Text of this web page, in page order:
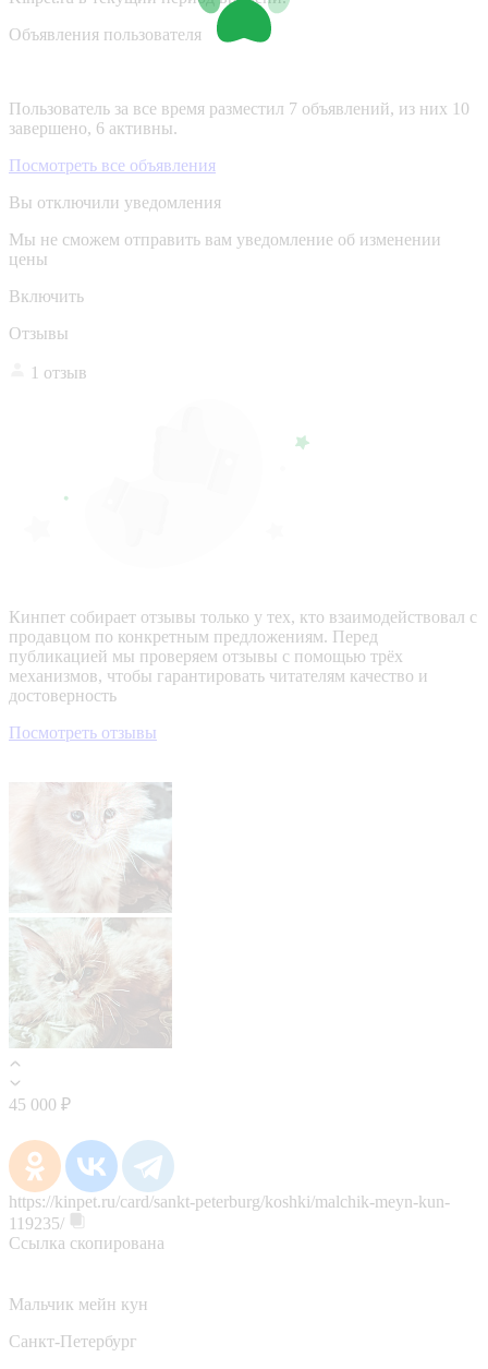
Объявления пользователя
Пользователь за все время разместил 7 объявлений, из них 10
завершено, 6 активны.
Посмотреть все объявления
Вы отключили уведомления
Мы не сможем отправить вам уведомление об изменении
цены
Включить
Отзывы
1 отзыв
Кинпет собирает отзывы только у тех, кто взаимодействовал с
продавцом по конкретным предложениям. Перед
публикацией мы проверяем отзывы с помощью трёх
механизмов, чтобы гарантировать читателям качество и
достоверность
Посмотреть отзывы
45 000 ₽
https://kinpet.ru/card/sankt-peterburg/koshki/malchik-meyn-kun-
119235/
Ссылка скопирована
Мальчик мейн кун
Санкт-Петербург